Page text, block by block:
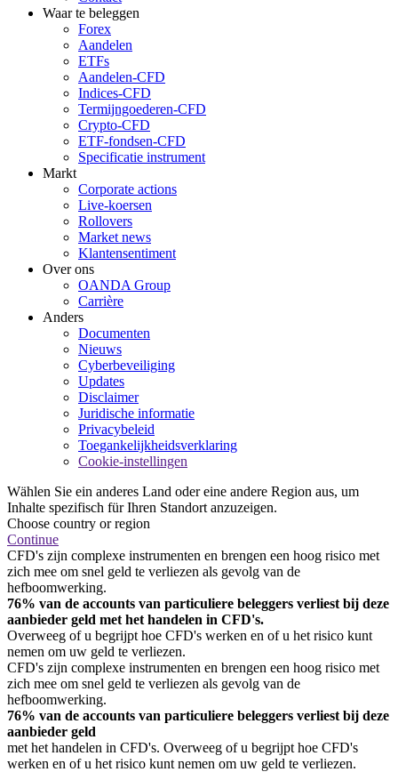
Waar te beleggen
Forex
Aandelen
ETFs
Aandelen-CFD
Indices-CFD
Termijngoederen-CFD
Crypto-CFD
ETF-fondsen-CFD
Specificatie instrument
Markt
Corporate actions
Live-koersen
Rollovers
Market news
Klantensentiment
Over ons
OANDA Group
Carrière
Anders
Documenten
Nieuws
Cyberbeveiliging
Updates
Disclaimer
Juridische informatie
Privacybeleid
Toegankelijkheidsverklaring
Cookie-instellingen
Wählen Sie ein anderes Land oder eine andere Region aus, um
Inhalte spezifisch für Ihren Standort anzuzeigen.
Choose country or region
Continue
CFD's zijn complexe instrumenten en brengen een hoog risico met
zich mee om snel geld te verliezen als gevolg van de
hefboomwerking.
76% van de accounts van particuliere beleggers verliest bij deze
aanbieder geld met het handelen in CFD's.
Overweeg of u begrijpt hoe CFD's werken en of u het risico kunt
nemen om uw geld te verliezen.
CFD's zijn complexe instrumenten en brengen een hoog risico met
zich mee om snel geld te verliezen als gevolg van de
hefboomwerking.
76% van de accounts van particuliere beleggers verliest bij deze
aanbieder geld
met het handelen in CFD's. Overweeg of u begrijpt hoe CFD's
werken en of u het risico kunt nemen om uw geld te verliezen.